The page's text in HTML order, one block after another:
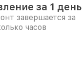
за 1 день
завершается за
часов